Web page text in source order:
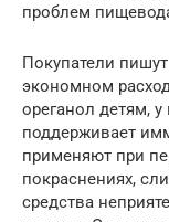
проблем
Покупатели
экономном
ореганол детям, у
поддерживает
применяют при
покраснениях,
средства